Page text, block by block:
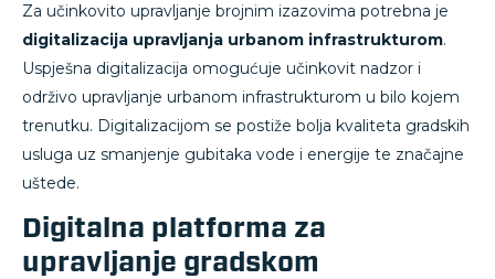
Za učinkovito upravljanje brojnim izazovima potrebna je
digitalizacija upravljanja urbanom infrastrukturom.
Uspješna digitalizacija omogućuje učinkovit nadzor i
održivo upravljanje urbanom infrastrukturom u bilo kojem
trenutku. Digitalizacijom se postiže bolja kvaliteta gradskih
usluga uz smanjenje gubitaka vode i energije te značajne
uštede.
Digitalna platforma za
upravljanje gradskom